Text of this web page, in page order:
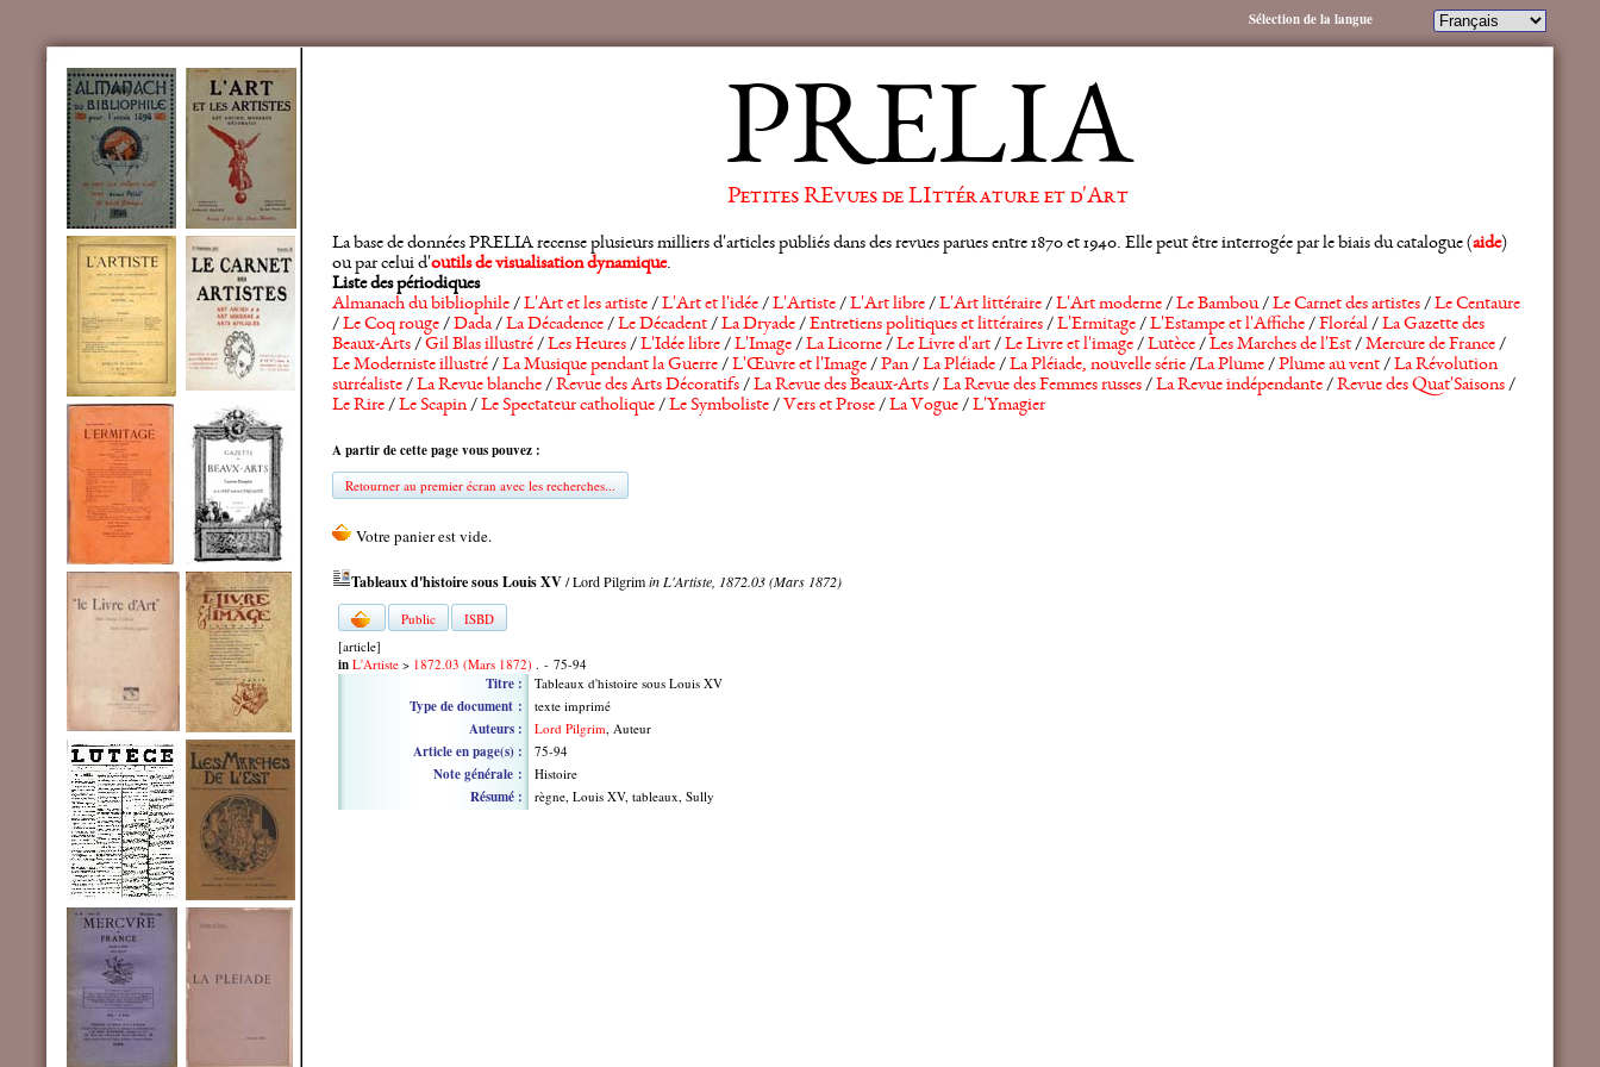
PRELIA
Petites REvues de LIttérature et d'Art
La base de données PRELIA recense plusieurs milliers d'articles publiés dans des revues parues entre 1870 et 1940. Elle peut être interrogée par le biais du catalogue (aide)
ou par celui d'outils de visualisation dynamique.
Liste des périodiques
Almanach du bibliophile/L'Art et les artiste/L'Art et l'idée/L'Artiste/L'Art libre/L'Art littéraire/L'Art moderne/Le Bambou/Le Carnet des artistes/Le Centaure
/Le Coq rouge/Dada/La Décadence/Le Décadent/La Dryade/Entretiens politiques et littéraires/L'Ermitage/L'Estampe et l'Affiche/Floréal/La Gazette des
Beaux-Arts/Gil Blas illustré/Les Heures/L'Idée libre/L'Image/La Licorne/Le Livre d'art/Le Livre et l'image/Lutèce/Les Marches de l'Est/Mercure de France/
Le Moderniste illustré/La Musique pendant la Guerre/L'Œuvre et l'Image/Pan/La Pléiade/La Pléiade, nouvelle série/La Plume/Plume au vent/La Révolution
surréaliste/La Revue blanche/Revue des Arts Décoratifs/La Revue des Beaux-Arts/La Revue des Femmes russes/La Revue indépendante/Revue des Quat'Saisons/
Le Rire/Le Scapin/Le Spectateur catholique/Le Symboliste/ Vers et Prose/La Vogue/L'Ymagier
A partir de cette page vous pouvez :
Retourner au premier écran avec les recherches...
Tableaux d'histoire sous Louis XV/ Lord Pilgrimin L'Artiste, 1872.03 (Mars 1872)
Public
ISBD
[article]
in L'Artiste > 1872.03 (Mars 1872) . - 75-94
Titre : Tableaux d'histoire sous Louis XV
Type de document : texte imprimé
Auteurs : Lord Pilgrim, Auteur
Article en page(s) : 75-94
Note générale : Histoire
Résumé : règne, Louis XV, tableaux, Sully
Sélection de la langue